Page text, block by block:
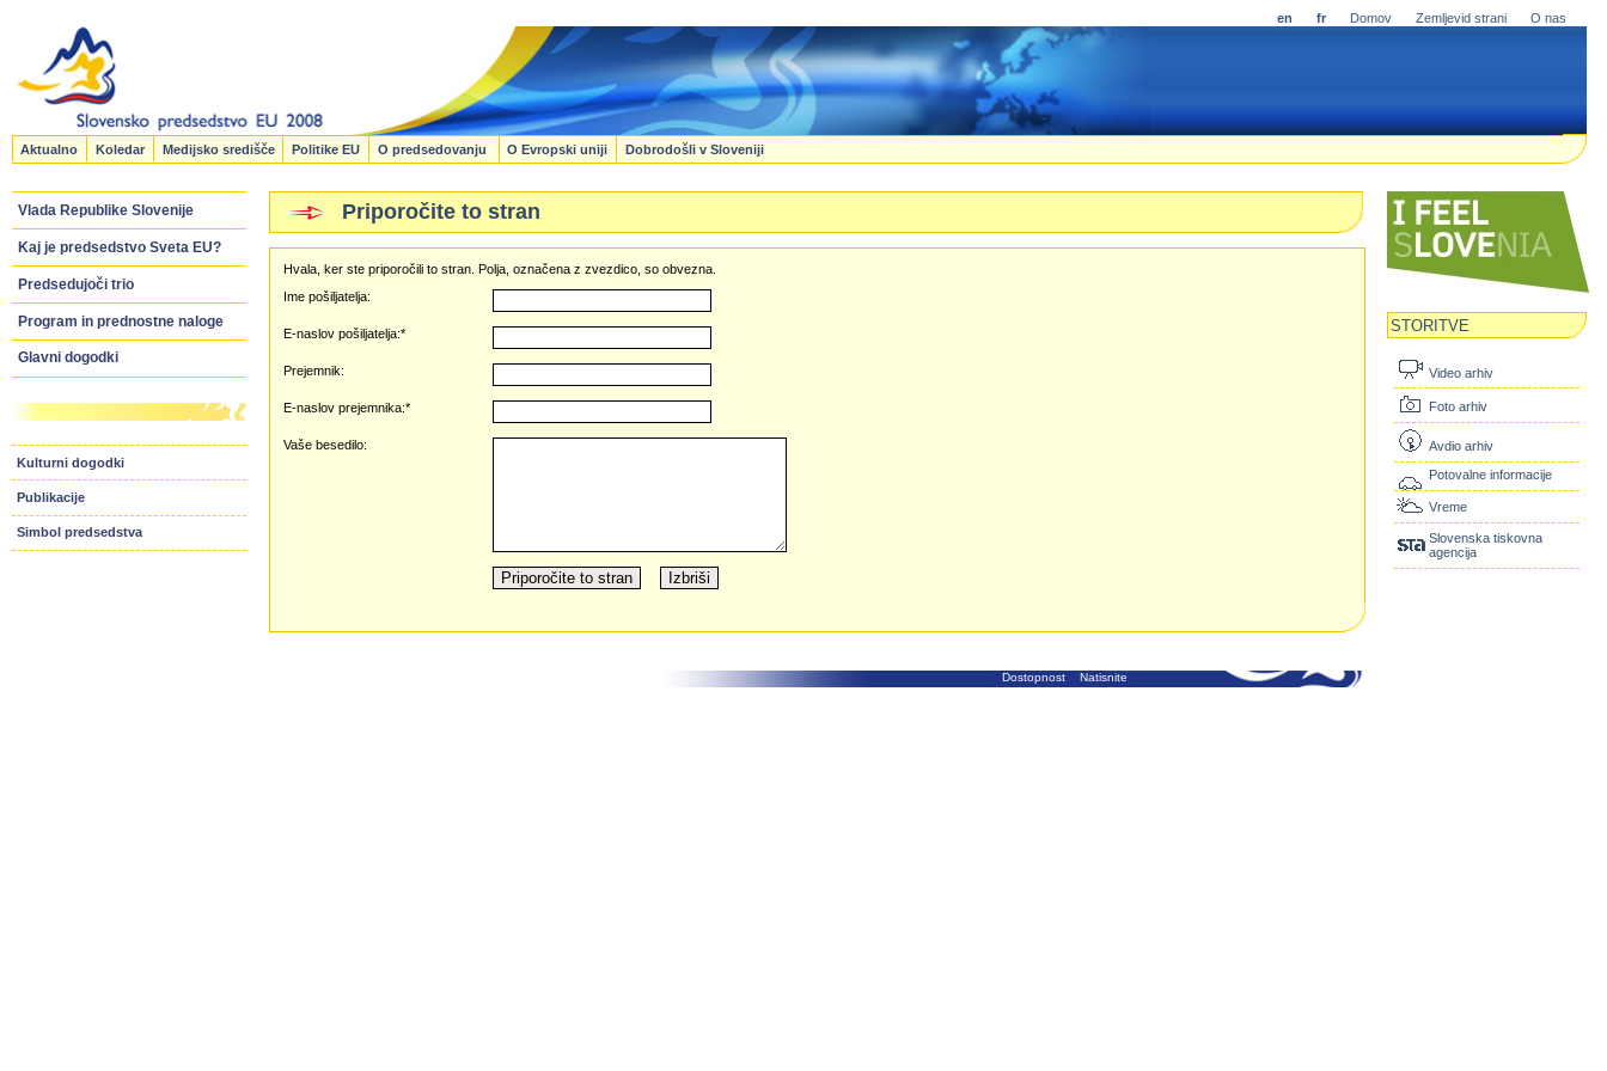
en fr Domov Zemljevid strani O nas
Aktualno Koledar Medijsko središče Politike EU O predsedovanju O Evropski uniji Dobrodošli v Sloveniji
Vlada Republike Slovenije
Kaj je predsedstvo Sveta EU?
Predsedujoči trio
Program in prednostne naloge
Glavni dogodki
Kulturni dogodki
Publikacije
Simbol predsedstva
STORITVE
Video arhiv
Foto arhiv
Avdio arhiv
Potovalne informacije
Vreme
Slovenska tiskovna
agencija
Priporočite to stran
Hvala, ker ste priporočili to stran. Polja, označena z zvezdico, so obvezna.
Ime pošiljatelja:
E-naslov pošiljatelja:*
Prejemnik:
E-naslov prejemnika:*
Vaše besedilo:
Dostopnost Natisnite